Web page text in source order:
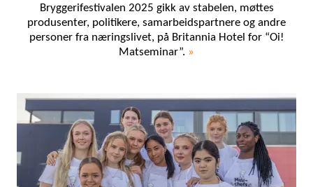
Bryggerifestivalen 2025 gikk av stabelen, møttes
produsenter, politikere, samarbeidspartnere og andre
personer fra næringslivet, på Britannia Hotel for “Oi!
Matseminar”. »